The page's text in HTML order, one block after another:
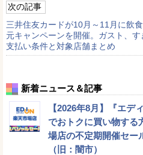
次の記事
三井住友カードが10月～11月に飲
元キャンペーンを開催。ガスト、す
支払い条件と対象店舗まとめ
新着ニュース＆記事
【2026年8月】『エデ
でおトクに買い物する
場店の不定期開催セー
（旧：闇市）